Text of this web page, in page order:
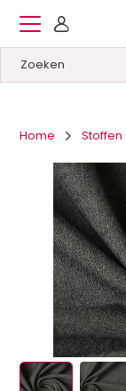
Home
Stoffen